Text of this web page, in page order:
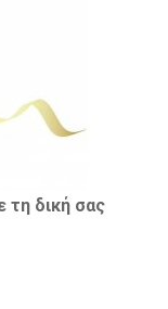
δική σας